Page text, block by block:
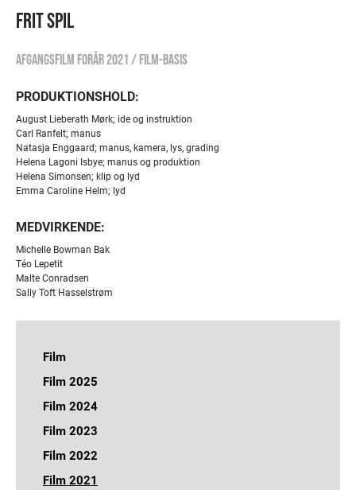
FRIT SPIL
Afgangsfilm forår 2021 / Film-basis
PRODUKTIONSHOLD:
August Lieberath Mørk; ide og instruktion
Carl Ranfelt; manus
Natasja Enggaard; manus, kamera, lys, grading
Helena Lagoni Isbye; manus og produktion
Helena Simonsen; klip og lyd
Emma Caroline Helm; lyd
MEDVIRKENDE:
Michelle Bowman Bak
Téo Lepetit
Malte Conradsen
Sally Toft Hasselstrøm
Film
En som Lars
Vildvej
Et hjem
Liminal Space
De voksnes sprækker
Film 2025
Jeg håber dagen aldrig ender
Nora
Et hjem
Vokseværk
Film 2024
Nytårsblues
Bundfald
Dronningekabale
Film 2023
Liminal Space
Wilma under vand
Film 2022
Film 2021